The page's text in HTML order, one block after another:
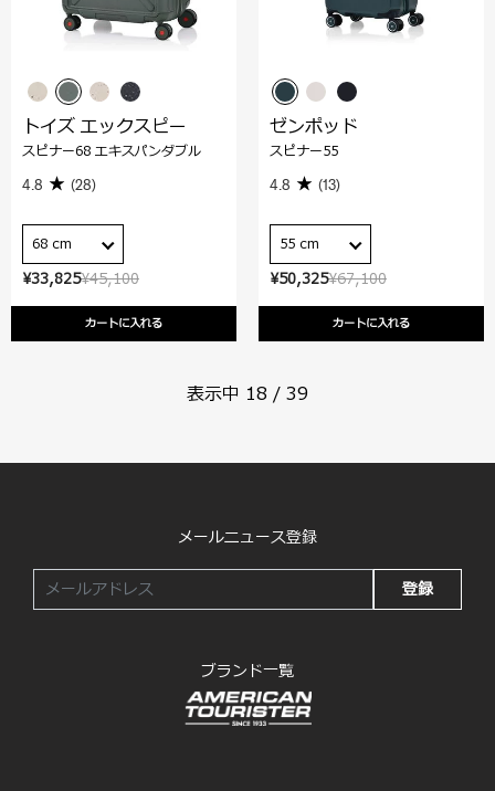
¥45,100
¥33,825
カートに入れる
トイズ エックスピー
スピナー68 エキスパンダブル
4.8 (28)
68 cm
¥67,100
¥50,325
カートに入れる
ゼンポッド
スピナー55
4.8 (13)
55 cm
表示中 18 / 39
メールニュース登録
登録
ブランド一覧